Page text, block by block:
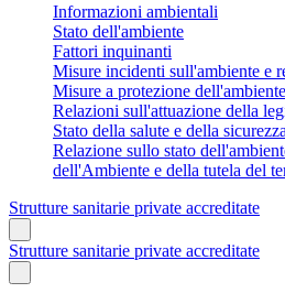
Informazioni ambientali
Stato dell'ambiente
Fattori inquinanti
Misure incidenti sull'ambiente e
Misure a protezione
Relazioni sull'attuazione della
Stato della salute e della
Relazione sullo stato
dell'Ambiente e della tutela del
Strutture sanitarie private accreditate
Strutture sanitarie private accreditate